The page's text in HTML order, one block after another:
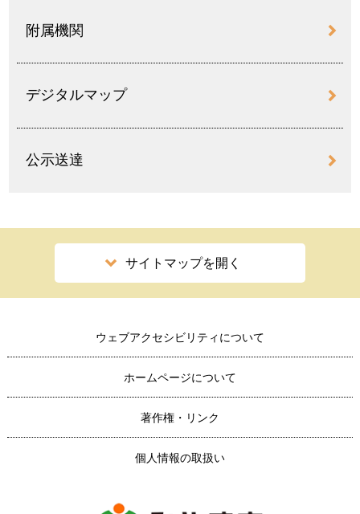
附属機関
デジタルマップ
公示送達
サイトマップを開く
ウェブアクセシビリティについて
ホームページについて
著作権・リンク
個人情報の取扱い